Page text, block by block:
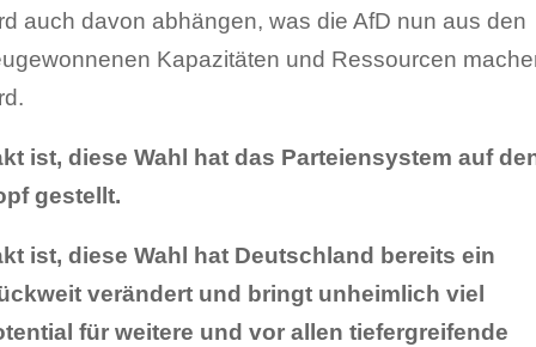
auch davon abhängen, was die AfD nun aus den
Kapazitäten und Ressourcen
ist, diese Wahl hat das Parteiensystem auf
gestellt.
ist, diese Wahl hat Deutschland bereits ein
verändert und bringt unheimlich viel
für weitere und vor allen tiefergreifende